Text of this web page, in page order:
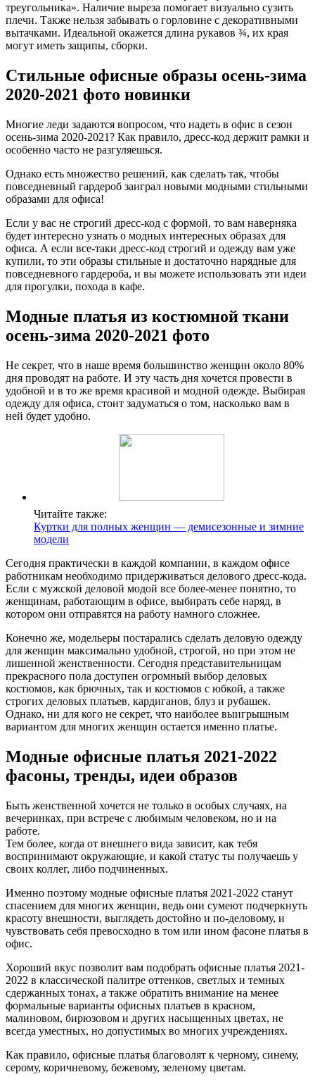
треугольника». Наличие выреза помогает визуально сузить
плечи. Также нельзя забывать о горловине с декоративными
вытачками. Идеальной окажется длина рукавов ¾, их края
могут иметь защипы, сборки.
Стильные офисные образы осень-зима
2020-2021 фото новинки
Многие леди задаются вопросом, что надеть в офис в сезон
осень-зима 2020-2021? Как правило, дресс-код держит рамки и
особенно часто не разгуляешься.
Однако есть множество решений, как сделать так, чтобы
повседневный гардероб заиграл новыми модными стильными
образами для офиса!
Если у вас не строгий дресс-код с формой, то вам наверняка
будет интересно узнать о модных интересных образах для
офиса. А если все-таки дресс-код строгий и одежду вам уже
купили, то эти образы стильные и достаточно нарядные для
повседневного гардероба, и вы можете использовать эти идеи
для прогулки, похода в кафе.
Модные платья из костюмной ткани
осень-зима 2020-2021 фото
Не секрет, что в наше время большинство женщин около 80%
дня проводят на работе. И эту часть дня хочется провести в
удобной и в то же время красивой и модной одежде. Выбирая
одежду для офиса, стоит задуматься о том, насколько вам в
ней будет удобно.
Читайте также:
Куртки для полных женщин — демисезонные и зимние
модели
Сегодня практически в каждой компании, в каждом офисе
работникам необходимо придерживаться делового дресс-кода.
Если с мужской деловой модой все более-менее понятно, то
женщинам, работающим в офисе, выбирать себе наряд, в
котором они отправятся на работу намного сложнее.
Конечно же, модельеры постарались сделать деловую одежду
для женщин максимально удобной, строгой, но при этом не
лишенной женственности. Сегодня представительницам
прекрасного пола доступен огромный выбор деловых
костюмов, как брючных, так и костюмов с юбкой, а также
строгих деловых платьев, кардиганов, блуз и рубашек.
Однако, ни для кого не секрет, что наиболее выигрышным
вариантом для многих женщин остается именно платье.
Модные офисные платья 2021-2022
фасоны, тренды, идеи образов
Быть женственной хочется не только в особых случаях, на
вечеринках, при встрече с любимым человеком, но и на
работе.
Тем более, когда от внешнего вида зависит, как тебя
воспринимают окружающие, и какой статус ты получаешь у
своих коллег, либо подчиненных.
Именно поэтому модные офисные платья 2021-2022 станут
спасением для многих женщин, ведь они сумеют подчеркнуть
красоту внешности, выглядеть достойно и по-деловому, и
чувствовать себя превосходно в том или ином фасоне платья в
офис.
Хороший вкус позволит вам подобрать офисные платья 2021-
2022 в классической палитре оттенков, светлых и темных
сдержанных тонах, а также обратить внимание на менее
формальные варианты офисных платьев в красном,
малиновом, бирюзовом и других насыщенных цветах, не
всегда уместных, но допустимых во многих учреждениях.
Как правило, офисные платья благоволят к черному, синему,
серому, коричневому, бежевому, зеленому цветам.